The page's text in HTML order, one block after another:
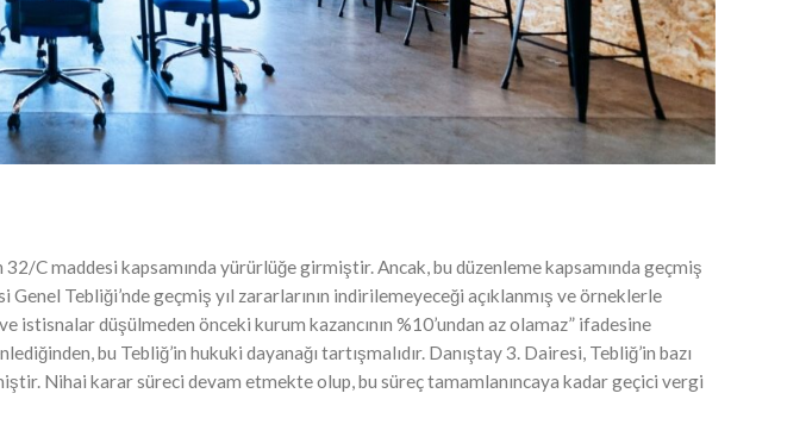
C maddesi kapsamında yürürlüğe girmiştir. Ancak, bu düzenleme kapsamında geçmiş
Tebliği’nde geçmiş yıl zararlarının indirilemeyeceği açıklanmış ve örneklerle
düşülmeden önceki kurum kazancının %10’undan az olamaz” ifadesine
bu Tebliğ’in hukuki dayanağı tartışmalıdır. Danıştay 3. Dairesi, Tebliğ’in bazı
Nihai karar süreci devam etmekte olup, bu süreç tamamlanıncaya kadar geçici vergi